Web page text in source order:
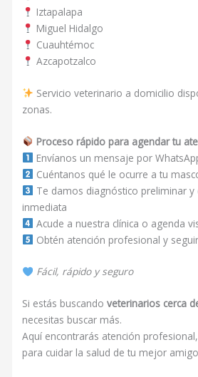
Iztapalapa
Miguel Hidalgo
Cuauhtémoc
Azcapotzalco
Servicio veterinario a domicilio
zonas.
Proceso rápido para agendar tu
Envíanos un mensaje por
Cuéntanos qué le ocurre a tu
Te damos diagnóstico preliminar y
inmediata
Acude a nuestra clínica o agenda
Obtén atención profesional y
Fácil, rápido y seguro
Si estás buscandoveterinarios cerca
necesitas buscar más.
Aquí encontrarás atención
para cuidar la salud de tu mejor